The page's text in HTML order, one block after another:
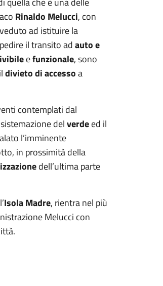
Rinaldo Melucci, con
ad istituire la
il transito adauto e
efunzionale, sono
divieto di accessoa
contemplati dal
delverdeed il
l’imminente
in prossimità della
dell’ultima parte
Isola Madre, rientra nel più
Melucci con